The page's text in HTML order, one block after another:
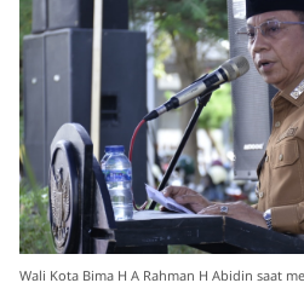
Wali Kota Bima H A Rahman H Abidin saat